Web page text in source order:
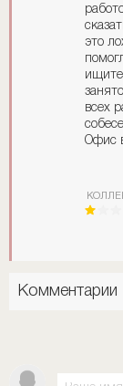
это
ищите
всех
Офис
Комментарии